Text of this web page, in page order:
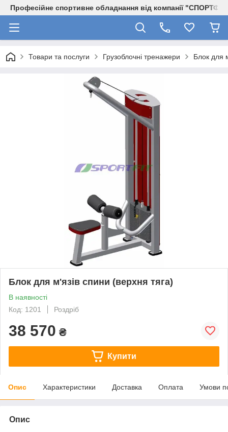
Професійне спортивне обладнання від компанії
Товари та послуги Грузоблочні тренажери Блок для
Блок для м'язів спини (верхня тяга)
В наявності
Код: 1201
Роздріб
38 570 ₴
Купити
Опис Характеристики Доставка Оплата Умови
Опис